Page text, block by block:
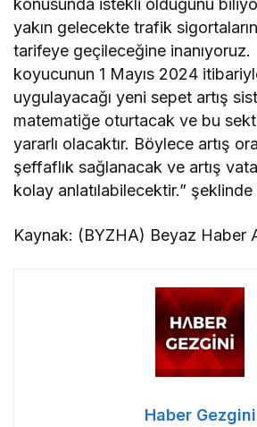
konusunda istekli olduğunu
yakın gelecekte trafik
tarifeye geçileceğine
koyucunun 1 Mayıs 2024
uygulayacağı yeni sepet artış
matematiğe oturtacak ve bu
yararlı olacaktır. Böylece artış
şeffaflık sağlanacak ve artış
kolay anlatılabilecektir.”
Kaynak: (BYZHA) Beyaz Haber
Haber Gezgini